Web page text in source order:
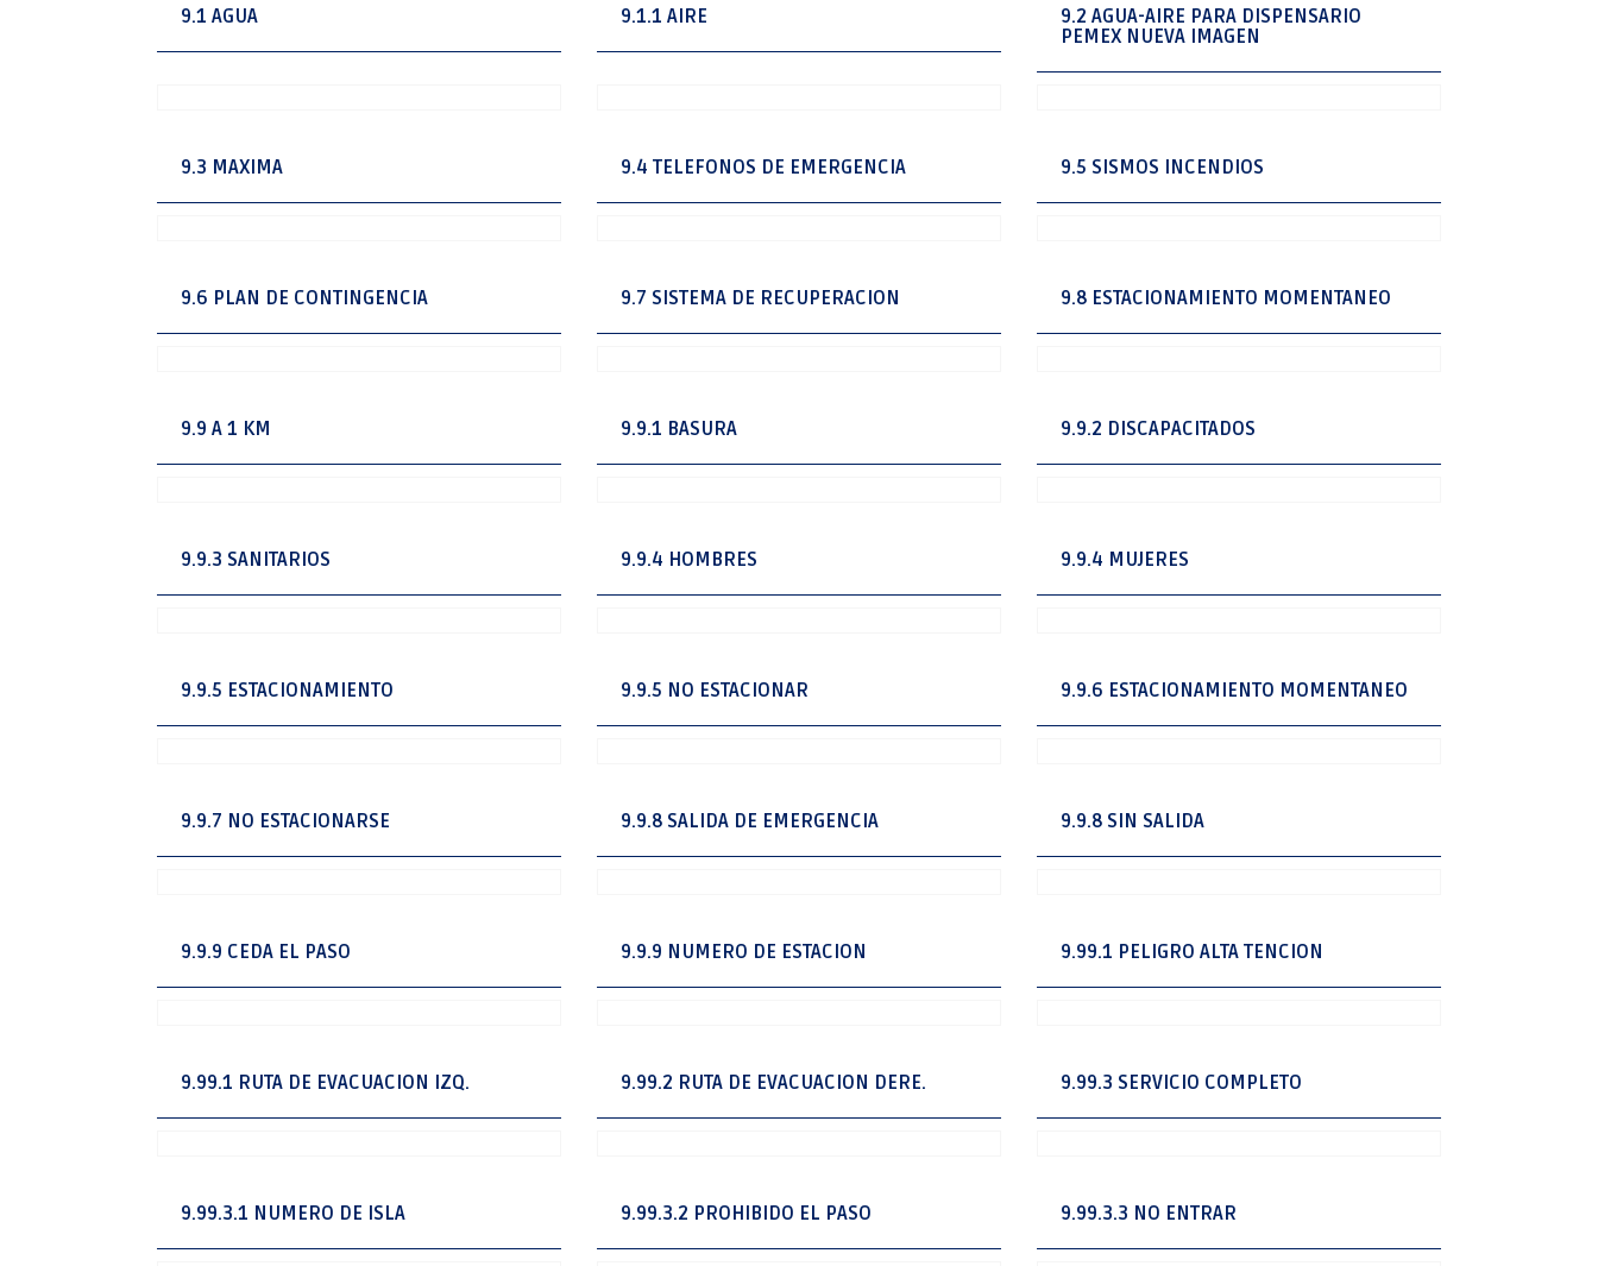
9.1 AGUA 9.1.1 AIRE
9.2 AGUA-AIRE PARA DISPENSARIO
PEMEX NUEVA IMAGEN
9.3 MAXIMA 9.4 TELEFONOS DE EMERGENCIA 9.5 SISMOS INCENDIOS
9.6 PLAN DE CONTINGENCIA 9.7 SISTEMA DE RECUPERACION 9.8 ESTACIONAMIENTO MOMENTANEO
9.9 A 1 KM 9.9.1 BASURA 9.9.2 DISCAPACITADOS
9.9.3 SANITARIOS 9.9.4 HOMBRES 9.9.4 MUJERES
9.9.5 ESTACIONAMIENTO 9.9.5 NO ESTACIONAR 9.9.6 ESTACIONAMIENTO MOMENTANEO
9.9.7 NO ESTACIONARSE 9.9.8 SALIDA DE EMERGENCIA 9.9.8 SIN SALIDA
9.9.9 CEDA EL PASO 9.9.9 NUMERO DE ESTACION 9.99.1 PELIGRO ALTA TENCION
9.99.1 RUTA DE EVACUACION IZQ. 9.99.2 RUTA DE EVACUACION DERE. 9.99.3 SERVICIO COMPLETO
9.99.3.1 NUMERO DE ISLA 9.99.3.2 PROHIBIDO EL PASO 9.99.3.3 NO ENTRAR